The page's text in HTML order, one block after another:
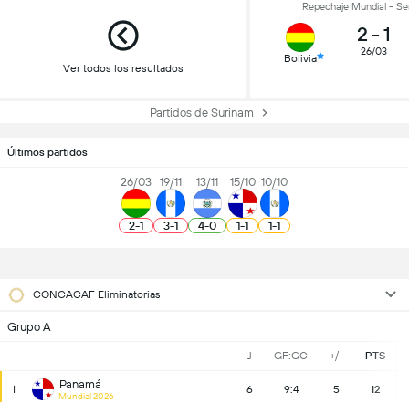
Ver todos los resultados
Repechaje Mundial -
Bolivia
2 - 1
26/03
Partidos de Surinam
Últimos partidos
26/03
2-1
19/11
3-1
13/11
4-0
15/10
1-1
10/10
1-1
CONCACAF Eliminatorias
Grupo A
J GF:GC +/- PTS
1 Panamá
Mundial 2026
6 9:4 5 12